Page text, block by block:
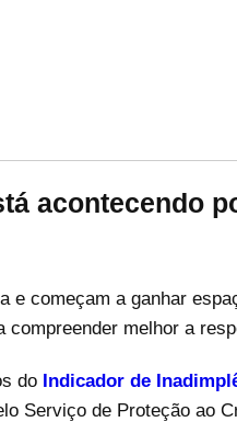
acontecendo
e começam a ganhar
melhor a
do Indicador de
Serviço de Proteção ao